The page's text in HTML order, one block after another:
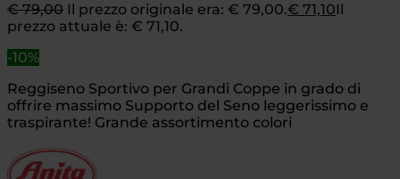
€79,00 Il prezzo originale era: € 79,00.€ 71,10Il
prezzo attuale è: € 71,10.
-10%
Reggiseno Sportivo per Grandi Coppe in grado di
offrire massimo Supporto del Seno leggerissimo e
traspirante! Grande assortimento colori